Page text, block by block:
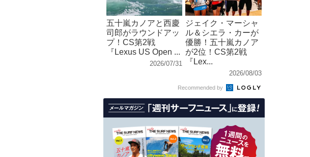
五十嵐カノアと西慶
司郎がラウンドアッ
プ！CS第2戦
『Lexus US Open ...
2026/07/31
ジェイク・マーシャ
ル＆シエラ・カーが
優勝！五十嵐カノア
が2位！CS第2戦
『Lex...
2026/08/03
Recommended by